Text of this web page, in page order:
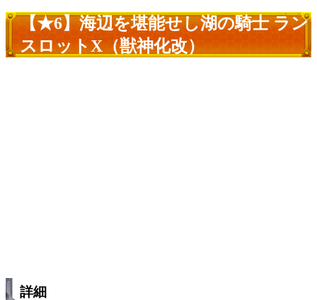
【★6】海辺を堪能せし湖の騎士 ラン
スロットX（獣神化改）
詳細